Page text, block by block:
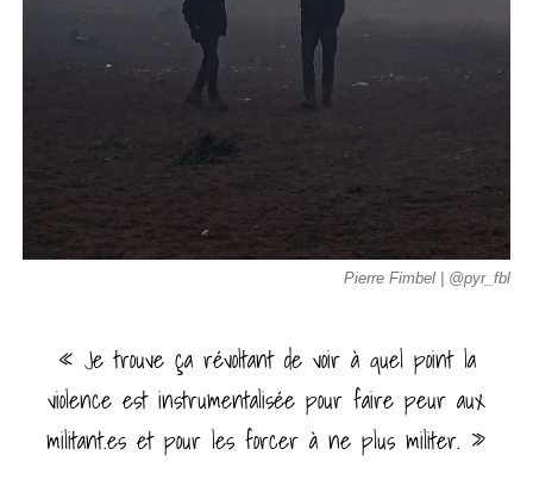
Pierre Fimbel | @pyr_fbl
« Je trouve ça révoltant de voir à quel point la
violence est instrumentalisée pour faire peur aux
militant.es et pour les forcer à ne plus militer. »